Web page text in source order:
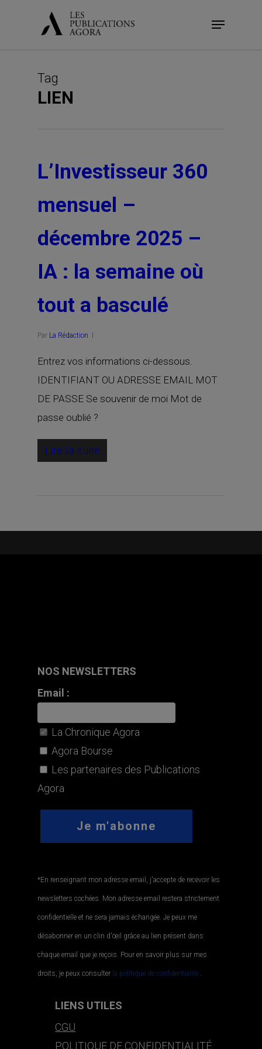
Menu
Tag
LIEN
L’Investisseur 360
mensuel –
décembre 2025 –
IA : la semaine où
tout a basculé
Par La Rédaction
Entrez vos informations ci-dessous.
IDENTIFIANT OU ADRESSE EMAIL MOT
DE PASSE Se souvenir de moi Mot de
passe oublié ?
Lire la suite
NOS NEWSLETTERS
Email :
La Chronique Agora
Agora Bourse
Les partenaires des Publications
Agora
*En renseignant mon adresse email, j'accepte de recevoir les
newsletters cochées. Mon adresse email restera strictement
confidentielle et ne sera jamais échangée. Je peux me
désabonner en un clin d'œil grâce au lien présent dans
chaque email que je reçois. Pour en savoir plus sur mes
droits, je peux consulter la politique de confidentialité..
LIENS UTILES
CGU
POLITIQUE DE CONFIDENTIALITÉ